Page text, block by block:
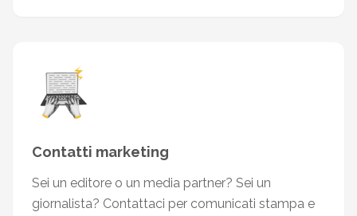
Contatti marketing
Sei un editore o un media partner? Sei un
giornalista? Contattaci per comunicati stampa e